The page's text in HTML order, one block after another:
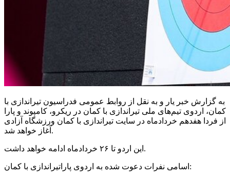
به گزارش خبر یار و به نقل از روابط عمومی فدراسیون تیراندازی با
کمان، اردوی تیم‌های ملی تیراندازی با کمان در ریکرو، کامپوند و پارا
از فردا هفدهم خردادماه در سایت تیراندازی با کمان ورزشگاه آزادی
آغاز خواهد شد.
این اردو تا ۲۶ خردادماه ادامه خواهد داشت.
اسامی نفرات دعوت شده به اردوی پاراتیراندازی با کمان: